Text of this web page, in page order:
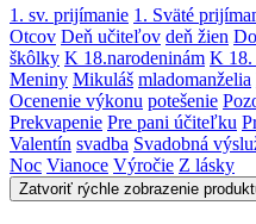
1. sv. prijímanie 1. Sväté
Otcov Deň učiteľov deň žien
škôlky K 18.narodeninám K 18.
Meniny Mikuláš mladomanželia
Ocenenie výkonu potešenie
Prekvapenie Pre pani účiteľku
Valentín svadba Svadobná
Noc Vianoce Výročie Z lásky
Zatvoriť rýchle zobrazenie